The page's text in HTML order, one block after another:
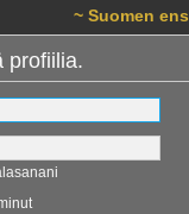
~ Suomen
profiilia.